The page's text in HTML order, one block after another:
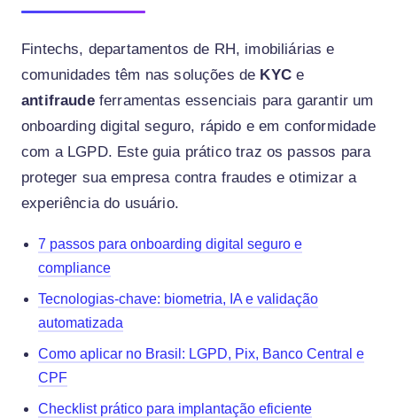
Fintechs, departamentos de RH, imobiliárias e
comunidades têm nas soluções de KYCe
antifraudeferramentas essenciais para garantir um
onboarding digital seguro, rápido e em conformidade
com a LGPD. Este guia prático traz os passos para
proteger sua empresa contra fraudes e otimizar a
experiência do usuário.
7 passos para onboarding digital seguro e
compliance
Tecnologias-chave: biometria, IA e validação
automatizada
Como aplicar no Brasil: LGPD, Pix, Banco Central e
CPF
Checklist prático para implantação eficiente